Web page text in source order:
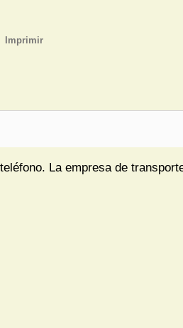
Imprimir
La empresa de